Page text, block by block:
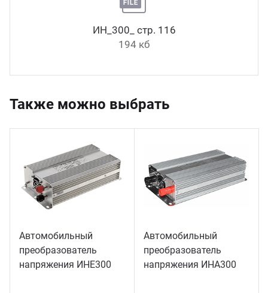
ИН_300_ стр. 116
194 кб
Также можно выбрать
Автомобильный
преобразователь
напряжения ИНЕ300
Автомобильный
преобразователь
напряжения ИНА300
33 шт.